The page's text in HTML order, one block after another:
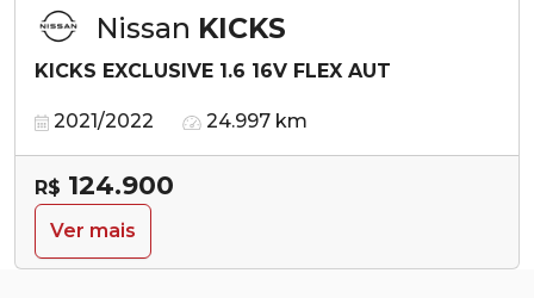
Nissan KICKS
KICKS EXCLUSIVE 1.6 16V FLEX AUT
2021/2022 24.997 km
R$ 124.900
Ver mais